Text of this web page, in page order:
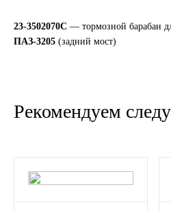
Спецтехника
УРАЛ
23-3502070С — тормозной барабан
ПАЗ-3205 (задний мост)
Рекомендуем